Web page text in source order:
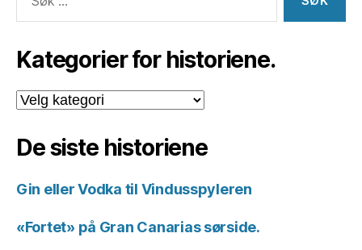
etter:
Kategorier for historiene.
Kategorier
for
De siste historiene
Gin eller Vodka til Vindusspyleren
«Fortet» på Gran Canarias sørside.